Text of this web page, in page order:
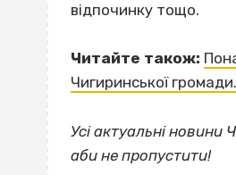
відпочинку тощо.
Читайте також:
Чигиринської громади.
Усі актуальні новини
аби не пропустити!